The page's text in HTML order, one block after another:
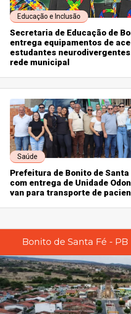
Educação e Inclusão
Secretaria de Educação de
entrega equipamentos de
estudantes
rede municipal
Saúde
Prefeitura de Bonito de
com entrega de Unidade
van para transporte de
Bonito de Santa Fé - PB